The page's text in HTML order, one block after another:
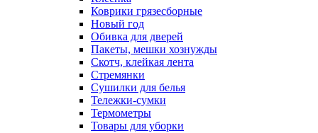
Коврики грязесборные
Новый год
Обивка для дверей
Пакеты, мешки хознужды
Скотч, клейкая лента
Стремянки
Сушилки для белья
Тележки-сумки
Термометры
Товары для уборки